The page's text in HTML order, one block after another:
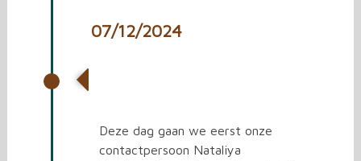
07/12/2024
Deze dag gaan we eerst onze
contactpersoon Nataliya